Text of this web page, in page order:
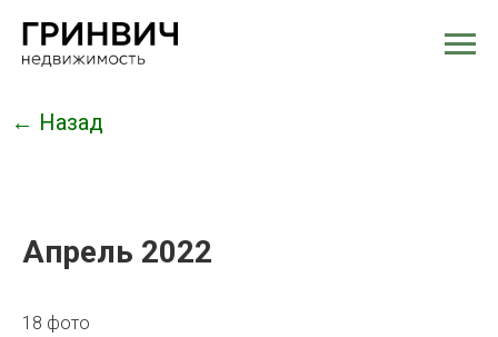
← Назад
Апрель 2022
18 фото